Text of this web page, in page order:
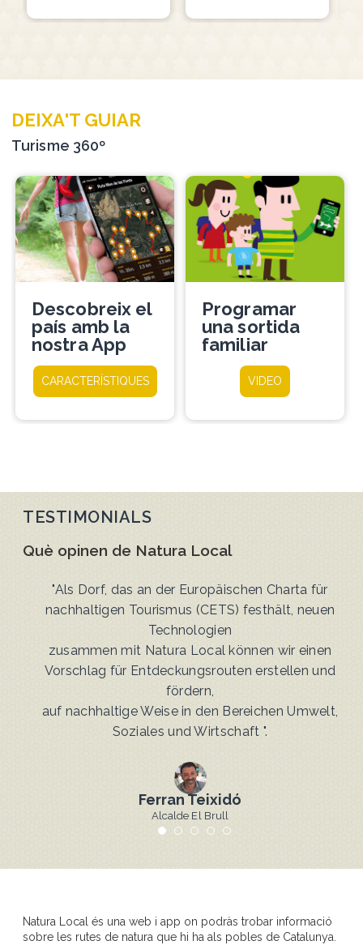
DEIXA'T GUIAR
Turisme 360º
Descobreix el
país amb la
nostra App
CARACTERÍSTIQUES
Programar
una sortida
familiar
VIDEO
TESTIMONIALS
Què opinen de Natura Local
"Als Dorf, das an der Europäischen Charta für
nachhaltigen Tourismus (CETS) festhält, neuen
Technologien
zusammen mit Natura Local können wir einen
Vorschlag für Entdeckungsrouten erstellen und
fördern,
auf nachhaltige Weise in den Bereichen Umwelt,
Soziales und Wirtschaft ".
Ferran Teixidó
Alcalde El Brull
Natura Local és una web i app on podràs trobar informació
sobre les rutes de natura que hi ha als pobles de Catalunya.